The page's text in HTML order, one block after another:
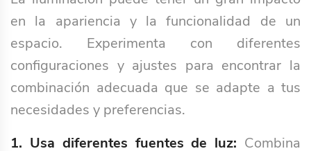
en la apariencia y la funcionalidad de un
espacio. Experimenta con diferentes
configuraciones y ajustes para encontrar la
combinación adecuada que se adapte a tus
necesidades y preferencias.
1. Usa diferentes fuentes de luz: Combina